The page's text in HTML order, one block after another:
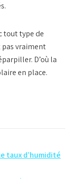
tout type de
vraiment
D’où la
en place.
taux d’humidité